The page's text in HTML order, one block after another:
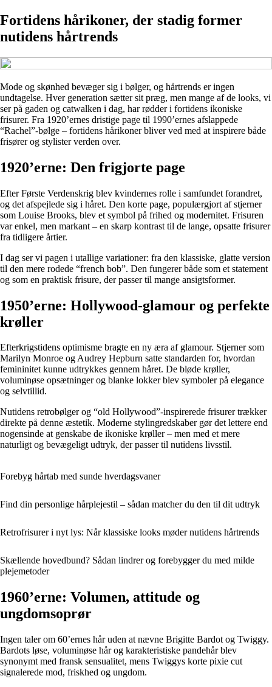
Fortidens hårikoner, der stadig former
nutidens hårtrends
Mode og skønhed bevæger sig i bølger, og hårtrends er ingen
undtagelse. Hver generation sætter sit præg, men mange af de looks, vi
ser på gaden og catwalken i dag, har rødder i fortidens ikoniske
frisurer. Fra 1920’ernes dristige page til 1990’ernes afslappede
“Rachel”-bølge – fortidens hårikoner bliver ved med at inspirere både
frisører og stylister verden over.
1920’erne: Den frigjorte page
Efter Første Verdenskrig blev kvindernes rolle i samfundet forandret,
og det afspejlede sig i håret. Den korte page, populærgjort af stjerner
som Louise Brooks, blev et symbol på frihed og modernitet. Frisuren
var enkel, men markant – en skarp kontrast til de lange, opsatte frisurer
fra tidligere årtier.
I dag ser vi pagen i utallige variationer: fra den klassiske, glatte version
til den mere rodede “french bob”. Den fungerer både som et statement
og som en praktisk frisure, der passer til mange ansigtsformer.
1950’erne: Hollywood-glamour og perfekte
krøller
Efterkrigstidens optimisme bragte en ny æra af glamour. Stjerner som
Marilyn Monroe og Audrey Hepburn satte standarden for, hvordan
femininitet kunne udtrykkes gennem håret. De bløde krøller,
voluminøse opsætninger og blanke lokker blev symboler på elegance
og selvtillid.
Nutidens retrobølger og “old Hollywood”-inspirerede frisurer trækker
direkte på denne æstetik. Moderne stylingredskaber gør det lettere end
nogensinde at genskabe de ikoniske krøller – men med et mere
naturligt og bevægeligt udtryk, der passer til nutidens livsstil.
Forebyg hårtab med sunde hverdagsvaner
Find din personlige hårplejestil – sådan matcher du den til dit udtryk
Retrofrisurer i nyt lys: Når klassiske looks møder nutidens hårtrends
Skællende hovedbund? Sådan lindrer og forebygger du med milde
plejemetoder
1960’erne: Volumen, attitude og
ungdomsoprør
Ingen taler om 60’ernes hår uden at nævne Brigitte Bardot og Twiggy.
Bardots løse, voluminøse hår og karakteristiske pandehår blev
synonymt med fransk sensualitet, mens Twiggys korte pixie cut
signalerede mod, friskhed og ungdom.